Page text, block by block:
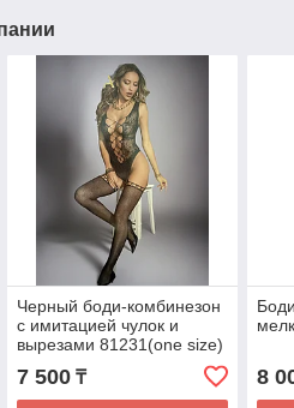
Черный боди-комбинезон
с имитацией чулок и
вырезами 81231(one size)
7 500₸ 8